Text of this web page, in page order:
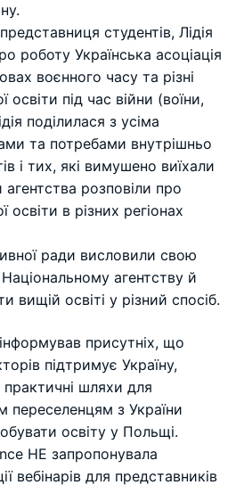
студентів, Лідія
роботу Українська асоціація
воєнного часу та різні
освіти під час війни (воїни,
поділилася з усіма
та потребами внутрішньо
і тих, які вимушено виїхали
розповіли про
освіти в різних регіонах
ради висловили свою
агентству й
вищій освіті у різний спосіб.
присутніх, що
підтримує Україну,
шляхи для
з України
освіту у Польщі.
HE запропонувала
вебінарів для представників